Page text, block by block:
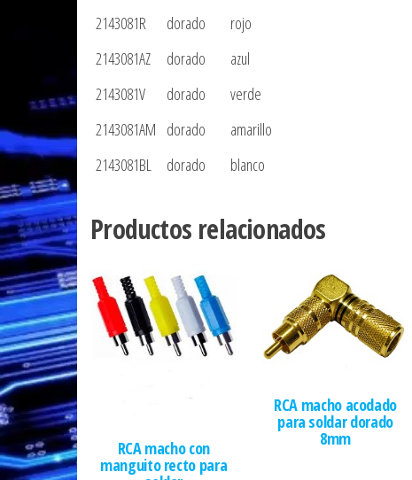
2143081R
dorado
rojo
2143081AZ
dorado
azul
2143081V
dorado
verde
2143081AM dorado
amarillo
2143081BL
dorado blanco
Productos relacionados
RCA macho con
manguito recto para
RCA macho acodado
para soldar dorado
8mm